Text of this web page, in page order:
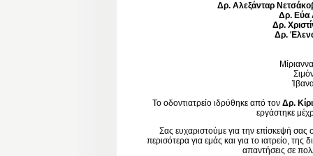
Δρ. Αλεξάνταρ
Δρ. Εύα
Δρ.
Δρ.
Το οδοντιατρείο ιδρύθηκε από τον Δρ.
εργάστηκε
Σας ευχαριστούμε για την επίσκεψή σας
περισότερα για εμάς και για το ιατρείο,
απαντήσεις σε